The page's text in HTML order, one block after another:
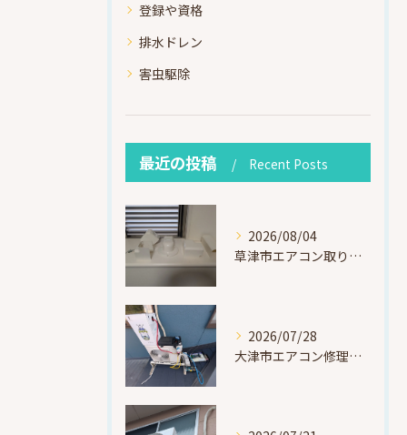
登録や資格
排水ドレン
害虫駆除
最近の投稿 Recent Posts
2026/08/04
草津市エアコン取り付け｜お客様取り外し済・化粧カバー再利用（ダイキン S225ATES・アウルコート草津）
2026/07/28
大津市エアコン修理｜冷媒漏れを特定！高所作業で東芝RAS-F221ARTを修理・ガスチャージ